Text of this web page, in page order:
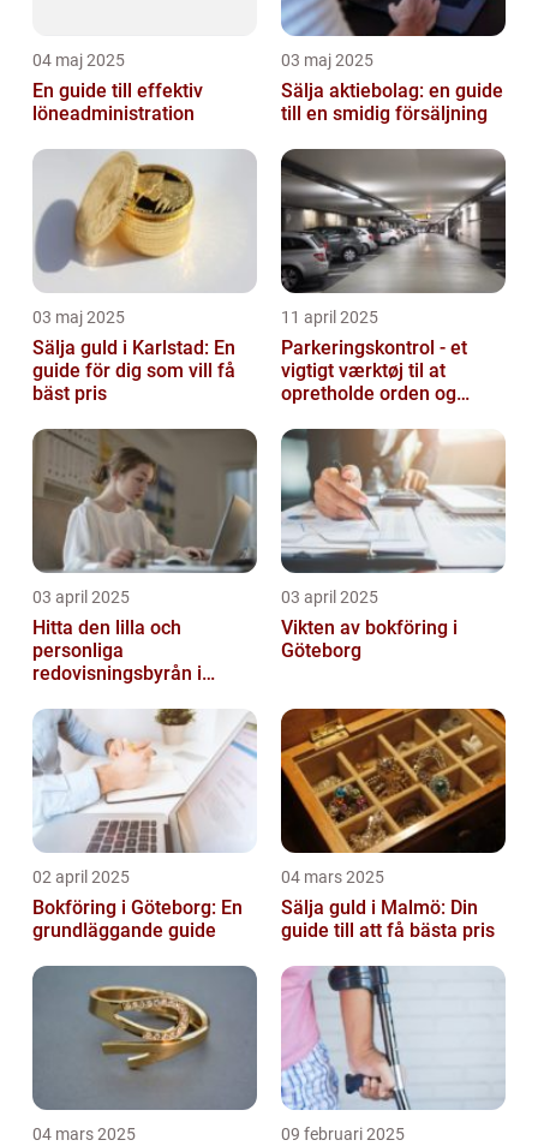
04 maj 2025
En guide till effektiv
löneadministration
03 maj 2025
Sälja aktiebolag: en guide
till en smidig försäljning
03 maj 2025
Sälja guld i Karlstad: En
guide för dig som vill få
bäst pris
11 april 2025
Parkeringskontrol - et
vigtigt værktøj til at
opretholde orden og
03 april 2025
Hitta den lilla och
personliga
redovisningsbyrån i
03 april 2025
Vikten av bokföring i
Göteborg
02 april 2025
Bokföring i Göteborg: En
grundläggande guide
04 mars 2025
Sälja guld i Malmö: Din
guide till att få bästa pris
04 mars 2025 09 februari 2025